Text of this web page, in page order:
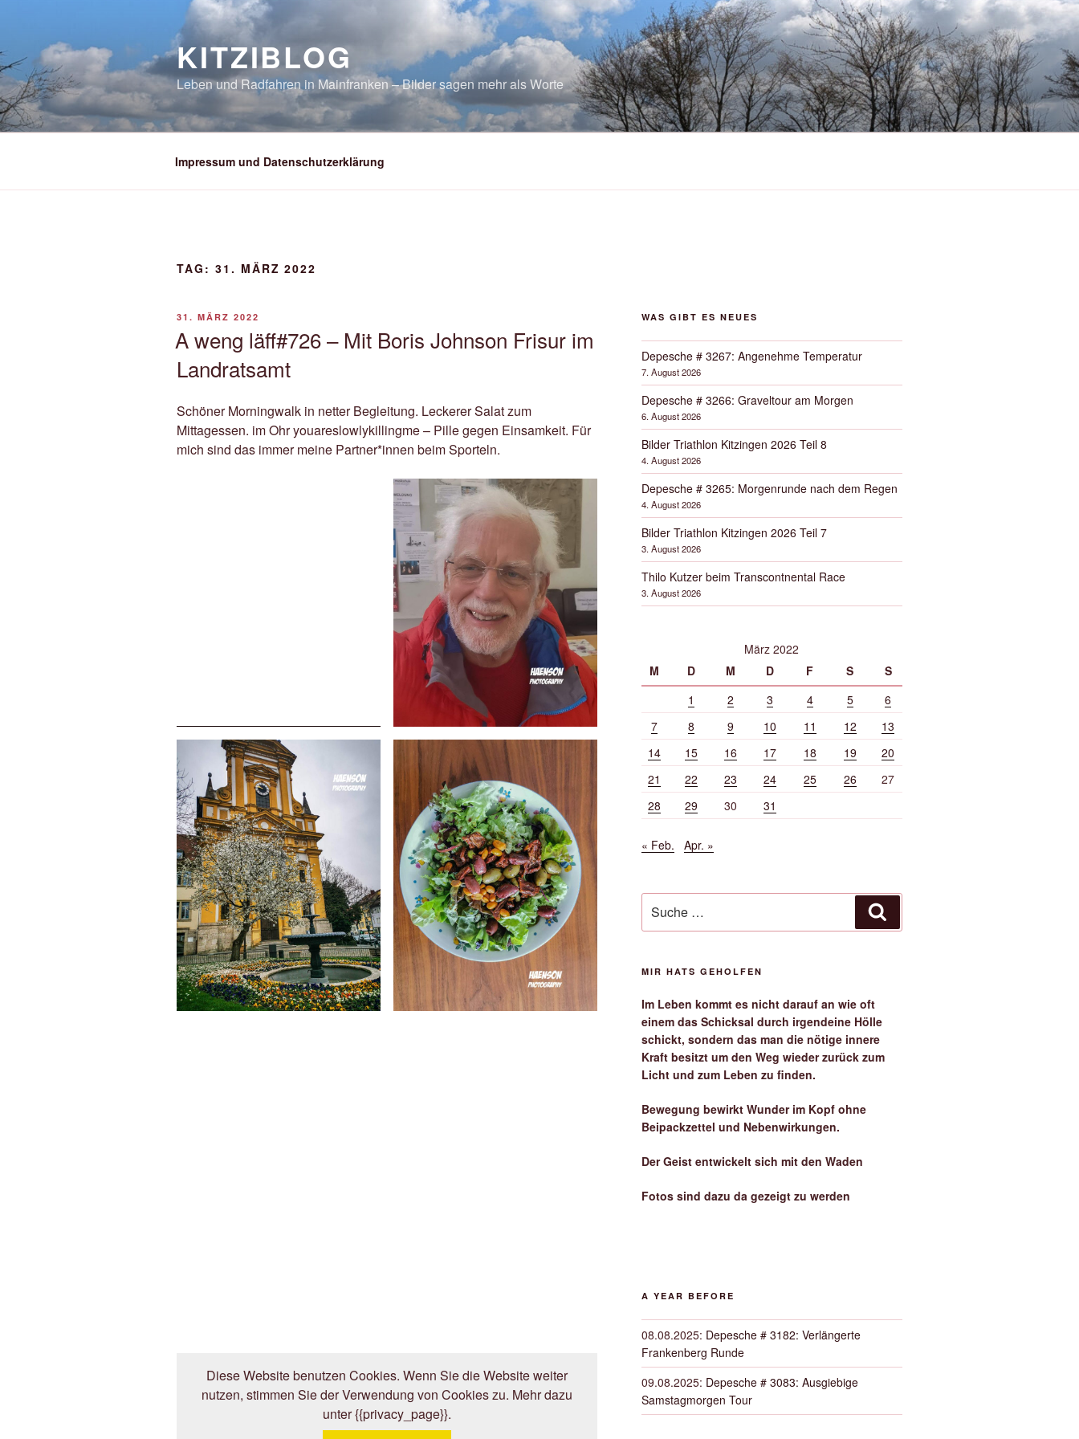
springen
KITZIBLOG
Leben und Radfahren in Mainfranken – Bilder sagen mehr als Worte
Impressum und Datenschutzerklärung
TAG: 31. MÄRZ 2022
VERÖFFENTLICHT
31. MÄRZ 2022
A weng läff#726 – Mit Boris Johnson Frisur im
Landratsamt
Schöner Morningwalk in netter Begleitung. Leckerer Salat zum
Mittagessen. im Ohr youareslowlykillingme – Pille gegen Einsamkeit. Für
mich sind das immer meine Partner*innen beim Sporteln.
Diese Website benutzen Cookies. Wenn Sie die Website weiter
nutzen, stimmen Sie der Verwendung von Cookies zu. Mehr dazu
unter {{privacy_page}}.
WAS GIBT ES NEUES
Depesche # 3267: Angenehme Temperatur
7. August 2026
Depesche # 3266: Graveltour am Morgen
6. August 2026
Bilder Triathlon Kitzingen 2026 Teil 8
4. August 2026
Depesche # 3265: Morgenrunde nach dem Regen
4. August 2026
Bilder Triathlon Kitzingen 2026 Teil 7
3. August 2026
Thilo Kutzer beim Transcontnental Race
3. August 2026
März 2022
M
D M D F S
S
1
2 3 4 5
6
7
8 9 10 11 12
13
14
15 16 17 18 19
20
21
22 23 24 25 26
27
28
29 30 31
« Feb. Apr. »
nach:
MIR HATS GEHOLFEN
Im Leben kommt es nicht darauf an wie oft
einem das Schicksal durch irgendeine Hölle
schickt, sondern das man die nötige innere
Kraft besitzt um den Weg wieder zurück zum
Licht und zum Leben zu finden.
Bewegung bewirkt Wunder im Kopf ohne
Beipackzettel und Nebenwirkungen.
Der Geist entwickelt sich mit den Waden
Fotos sind dazu da gezeigt zu werden
A YEAR BEFORE
08.08.2025: Depesche # 3182: Verlängerte
Frankenberg Runde
09.08.2025: Depesche # 3083: Ausgiebige
Samstagmorgen Tour